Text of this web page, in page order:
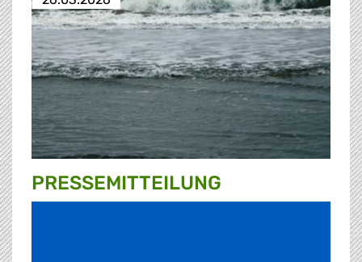
PRESSE­MITTEILUNG